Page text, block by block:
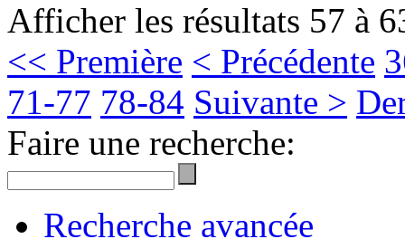
Afficher les résultats 57 à
<< Première < Précédente
71-77 78-84 Suivante >
Faire une recherche:
Recherche avancée